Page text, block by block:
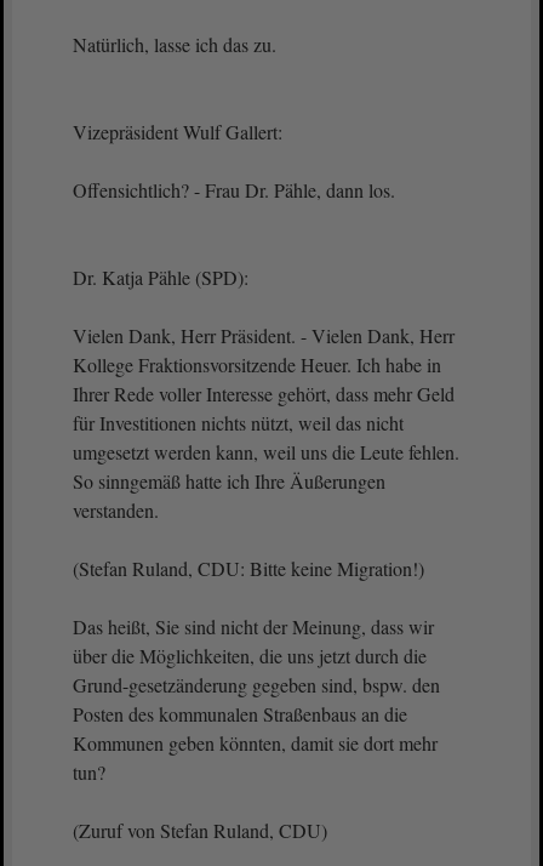
Natürlich, lasse ich das zu.
Vizepräsident Wulf Gallert:
Offensichtlich? - Frau Dr. Pähle, dann los.
Dr. Katja Pähle (SPD):
Vielen Dank, Herr Präsident. - Vielen Dank, Herr
Kollege Fraktionsvorsitzende Heuer. Ich habe in
Ihrer Rede voller Interesse gehört, dass mehr Geld
für Investitionen nichts nützt, weil das nicht
umgesetzt werden kann, weil uns die Leute fehlen.
So sinngemäß hatte ich Ihre Äußerungen
verstanden.
(Stefan Ruland, CDU: Bitte keine Migration!)
Das heißt, Sie sind nicht der Meinung, dass wir
über die Möglichkeiten, die uns jetzt durch die
Grund-gesetzänderung gegeben sind, bspw. den
Posten des kommunalen Straßenbaus an die
Kommunen geben könnten, damit sie dort mehr
tun?
(Zuruf von Stefan Ruland, CDU)